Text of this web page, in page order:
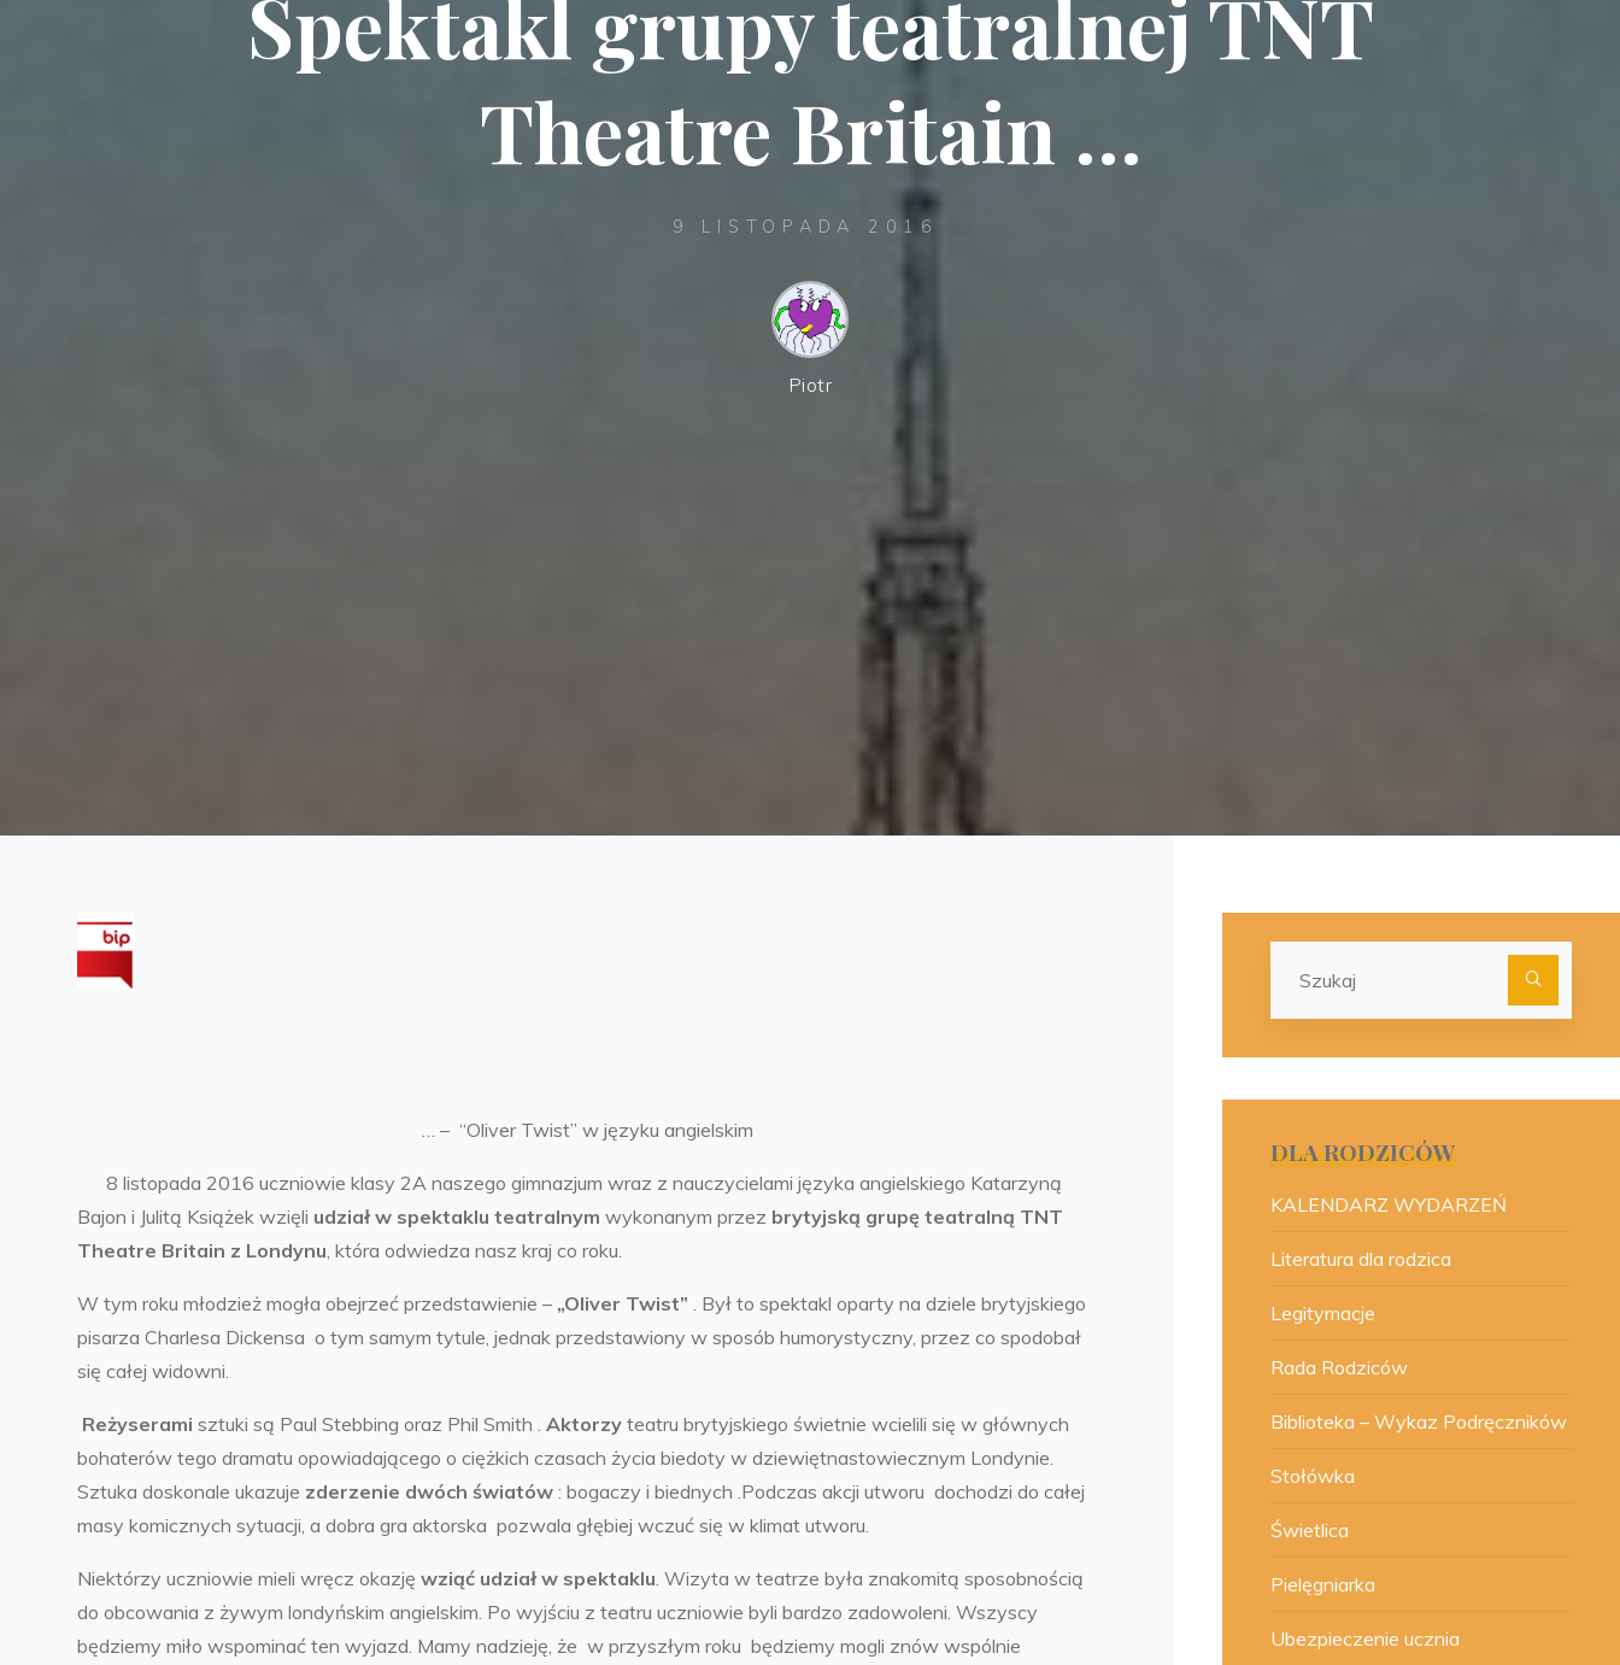
Spektakl grupy teatralnej TNT
Theatre Britain …
9 LISTOPADA 2016
Piotr
… – “Oliver Twist” w języku angielskim
8 listopada 2016 uczniowie klasy 2A naszego gimnazjum wraz z nauczycielami języka angielskiego Katarzyną
Bajon i Julitą Książek wzięli udział w spektaklu teatralnym wykonanym przez brytyjską grupę teatralną TNT
Theatre Britain z Londynu , która odwiedza nasz kraj co roku.
W tym roku młodzież mogła obejrzeć przedstawienie – „Oliver Twist” . Był to spektakl oparty na dziele brytyjskiego
pisarza Charlesa Dickensa o tym samym tytule, jednak przedstawiony w sposób humorystyczny, przez co spodobał
się całej widowni.
Reżyserami sztuki są Paul Stebbing oraz Phil Smith . Aktorzy teatru brytyjskiego świetnie wcielili się w głównych
bohaterów tego dramatu opowiadającego o ciężkich czasach życia biedoty w dziewiętnastowiecznym Londynie.
Sztuka doskonale ukazuje zderzenie dwóch światów : bogaczy i biednych .Podczas akcji utworu dochodzi do całej
masy komicznych sytuacji, a dobra gra aktorska pozwala głębiej wczuć się w klimat utworu.
Niektórzy uczniowie mieli wręcz okazję wziąć udział w spektaklu . Wizyta w teatrze była znakomitą sposobnością
do obcowania z żywym londyńskim angielskim. Po wyjściu z teatru uczniowie byli bardzo zadowoleni. Wszyscy
będziemy miło wspominać ten wyjazd. Mamy nadzieję, że w przyszłym roku będziemy mogli znów wspólnie
DLA RODZICÓW
KALENDARZ WYDARZEŃ
Literatura dla rodzica
Legitymacje
Rada Rodziców
Biblioteka – Wykaz Podręczników
Stołówka
Świetlica
Pielęgniarka
Ubezpieczenie ucznia